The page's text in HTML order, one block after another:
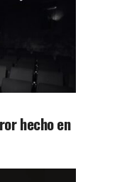
hecho en